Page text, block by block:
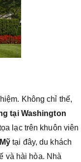
Không chỉ thế,
tại Washington
lạc trên khuôn viên
tại đây, du khách
và hài hòa. Nhà